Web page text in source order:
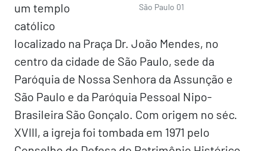
São Paulo 01
um templo
católico
localizado na Praça Dr. João Mendes, no
centro da cidade de São Paulo, sede da
Paróquia de Nossa Senhora da Assunção e
São Paulo e da Paróquia Pessoal Nipo-
Brasileira São Gonçalo. Com origem no séc.
XVIII, a igreja foi tombada em 1971 pelo